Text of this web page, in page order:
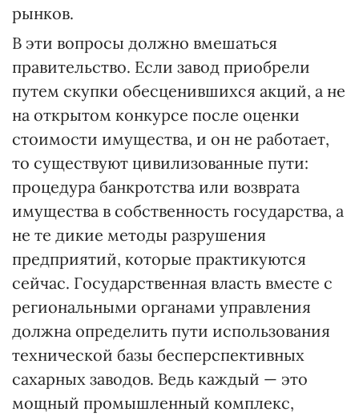
рынков.
В эти вопросы должно вмешаться
правительство. Если завод приобрели
путем скупки обесценившихся акций, а не
на открытом конкурсе после оценки
стоимости имущества, и он не работает,
то существуют цивилизованные пути:
процедура банкротства или возврата
имущества в собственность государства, а
не те дикие методы разрушения
предприятий, которые практикуются
сейчас. Государственная власть вместе с
региональными органами управления
должна определить пути использования
технической базы бесперспективных
сахарных заводов. Ведь каждый — это
мощный промышленный комплекс,